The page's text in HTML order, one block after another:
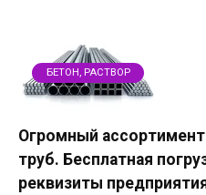
БЕТОН, РАСТВОР
Огромный
труб. Бесплатная
реквизиты